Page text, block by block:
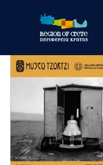
Περιφέρεια
Ενημέρωση
Δράσεις
Ψηφιακές
Υπηρεσίες